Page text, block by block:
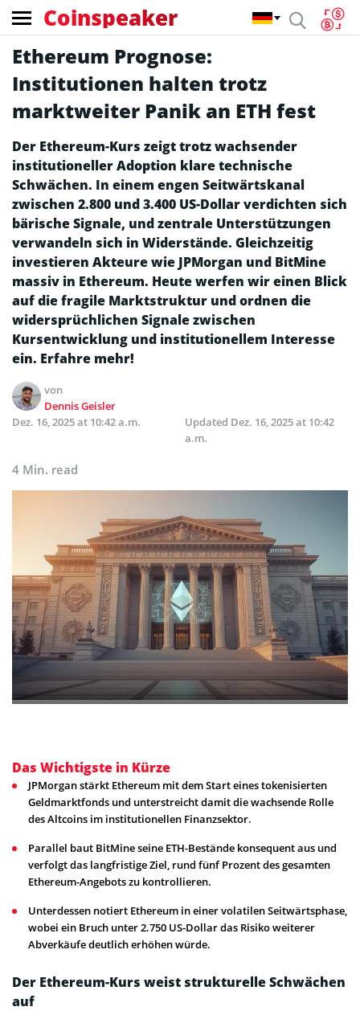
Coinspeaker
Ethereum Prognose:
Institutionen halten trotz
marktweiter Panik an ETH fest
Der Ethereum-Kurs zeigt trotz wachsender
institutioneller Adoption klare technische
Schwächen. In einem engen Seitwärtskanal
zwischen 2.800 und 3.400 US-Dollar verdichten sich
bärische Signale, und zentrale Unterstützungen
verwandeln sich in Widerstände. Gleichzeitig
investieren Akteure wie JPMorgan und BitMine
massiv in Ethereum. Heute werfen wir einen Blick
auf die fragile Marktstruktur und ordnen die
widersprüchlichen Signale zwischen
Kursentwicklung und institutionellem Interesse
ein. Erfahre mehr!
von
Dennis Geisler
Dez. 16, 2025 at 10:42 a.m.
Updated Dez. 16, 2025 at 10:42
a.m.
4 Min. read
Das Wichtigste in Kürze
JPMorgan stärkt Ethereum mit dem Start eines tokenisierten
Geldmarktfonds und unterstreicht damit die wachsende Rolle
des Altcoins im institutionellen Finanzsektor.
Parallel baut BitMine seine ETH-Bestände konsequent aus und
verfolgt das langfristige Ziel, rund fünf Prozent des gesamten
Ethereum-Angebots zu kontrollieren.
Unterdessen notiert Ethereum in einer volatilen Seitwärtsphase,
wobei ein Bruch unter 2.750 US-Dollar das Risiko weiterer
Abverkäufe deutlich erhöhen würde.
Der Ethereum-Kurs weist strukturelle Schwächen
auf